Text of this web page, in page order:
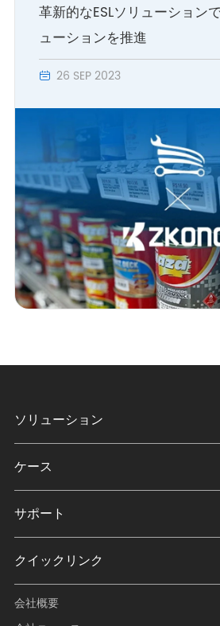
革新的なESLソリューション
ューションを推進
 26 SEP 2023
ソリューション
ケース
サポート
クイックリンク
会社概要